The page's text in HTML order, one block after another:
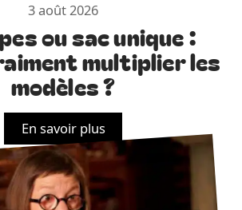
3 août 2026
ou sac unique :
multiplier les
modèles ?
En savoir plus